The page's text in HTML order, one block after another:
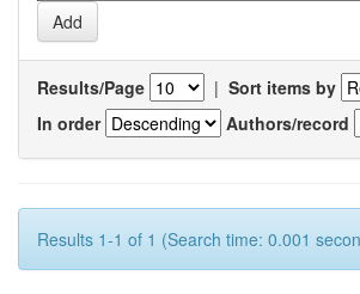
Results/Page | Sort items by
In order
Authors/record
Results 1-1 of 1 (Search time: 0.001